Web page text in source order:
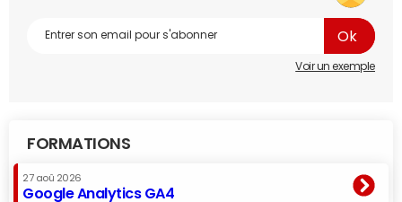
Voir un exemple
FORMATIONS
27 aoû 2026
Google Analytics GA4